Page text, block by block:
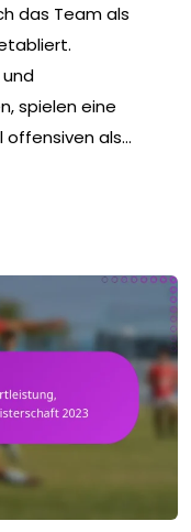
das Team als
und
spielen eine
offensiven als…